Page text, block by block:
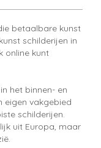
betaalbare kunst
schilderijen in
online kunt
het binnen- en
eigen vakgebied
schilderijen.
uit Europa, maar